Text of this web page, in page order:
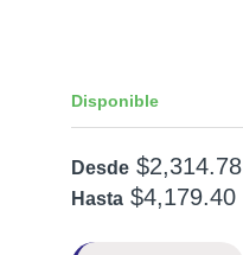
Disponible
Desde $2,314.78
Hasta $4,179.40